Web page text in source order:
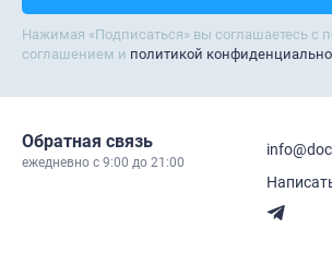
Нажимая «Подписаться» вы соглашаетесь с
соглашением и политикой
Обратная связь
ежедневно c 9:00 до 21:00